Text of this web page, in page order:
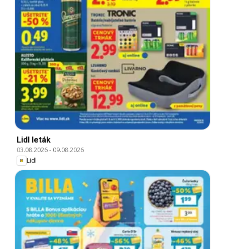
Lidl leták
03.08.2026- 09.08.2026
Lidl